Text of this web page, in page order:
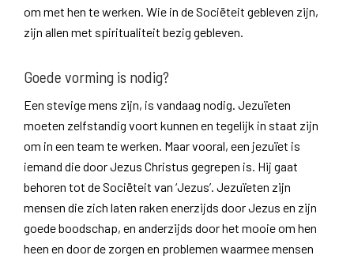
om met hen te werken. Wie in de Sociëteit gebleven zijn,
zijn allen met spiritualiteit bezig gebleven.
Goede vorming is nodig?
Een stevige mens zijn, is vandaag nodig. Jezuïeten
moeten zelfstandig voort kunnen en tegelijk in staat zijn
om in een team te werken. Maar vooral, een jezuïet is
iemand die door Jezus Christus gegrepen is. Hij gaat
behoren tot de Sociëteit van ‘Jezus’. Jezuïeten zijn
mensen die zich laten raken enerzijds door Jezus en zijn
goede boodschap, en anderzijds door het mooie om hen
heen en door de zorgen en problemen waarmee mensen